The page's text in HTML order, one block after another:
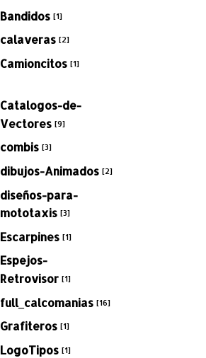
Bandidos [1]
calaveras [2]
Camioncitos [1]
Catalogos-de-
Vectores [9]
combis [3]
dibujos-Animados [2]
diseños-para-
mototaxis [3]
Escarpines [1]
Espejos-
Retrovisor [1]
full_calcomanias [16]
Grafiteros [1]
LogoTipos [1]